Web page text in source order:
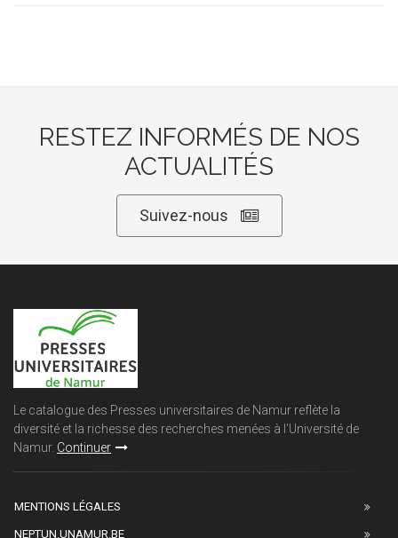
RESTEZ INFORMÉS DE NOS
ACTUALITÉS
Suivez-nous
Le catalogue des Presses universitaires de Namur reflète la
diversité et la richesse des recherches menées à l'Université de
Namur. Continuer
MENTIONS LÉGALES
NEPTUN.UNAMUR.BE